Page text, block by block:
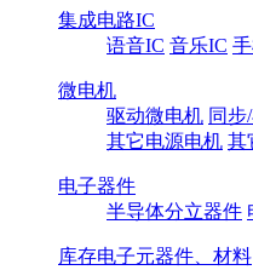
集成电路IC
语音IC 音乐IC
微电机
驱动微电机 同步
其它电源电机 其
电子器件
半导体分立器件
库存电子元器件、材料